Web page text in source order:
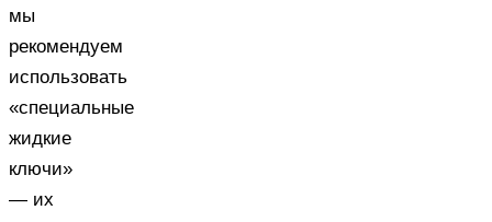
мы
рекомендуем
использовать
«специальные
жидкие
ключи»
— их